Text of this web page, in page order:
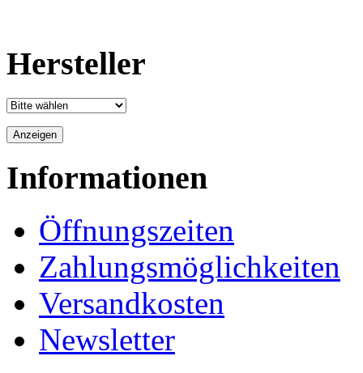
Hersteller
Informationen
Öffnungszeiten
Zahlungsmöglichkeiten
Versandkosten
Newsletter